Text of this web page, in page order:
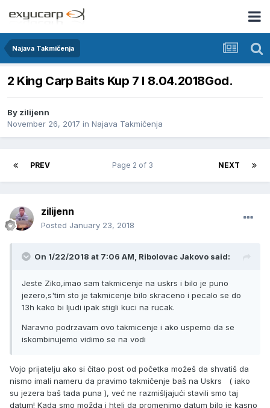
Najava Takmičenja
2 King Carp Baits Kup 7 I 8.04.2018God.
By zilijenn
November 26, 2017 in Najava Takmičenja
PREV NEXT
Page 2 of 3
zilijenn
Posted January 23, 2018
On 1/22/2018 at 7:06 AM, Ribolovac Jakovo said:
Jeste Ziko,imao sam takmicenje na uskrs i bilo je puno
jezero,s'tim sto je takmicenje bilo skraceno i pecalo se do
13h kako bi ljudi ipak stigli kuci na rucak.
Naravno podrzavam ovo takmicenje i ako uspemo da se
iskombinujemo vidimo se na vodi
Vojo prijatelju ako si čitao post od početka možeš da shvatiš da
nismo imali nameru da pravimo takmičenje baš na Uskrs ( iako
su jezera baš tada puna ), već ne razmišljajući stavili smo taj
datum! Kada smo možda i hteli da promenimo datum bilo je kasno